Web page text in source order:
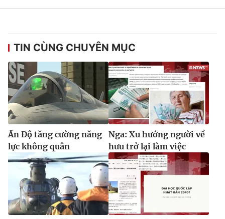
TIN CÙNG CHUYÊN MỤC
Ấn Độ tăng cường năng
lực không quân
Nga: Xu hướng người về
hưu trở lại làm việc